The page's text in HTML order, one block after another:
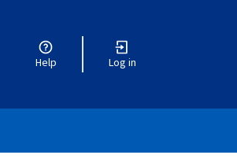
Help Log in